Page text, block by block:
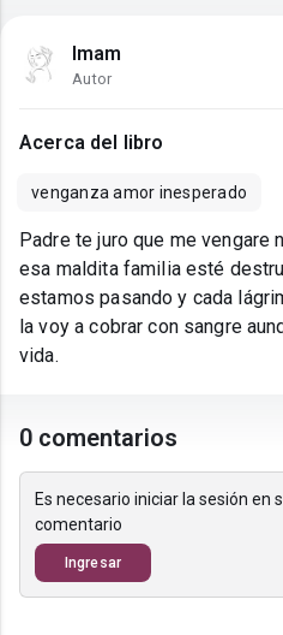
Imam
Autor
Acerca del libro
venganza amor inesperado
Padre te juro que me vengare
esa maldita familia esté
estamos pasando y cada
la voy a cobrar con sangre
vida.
0 comentarios
Es necesario iniciar la sesión en
comentario
Ingresar